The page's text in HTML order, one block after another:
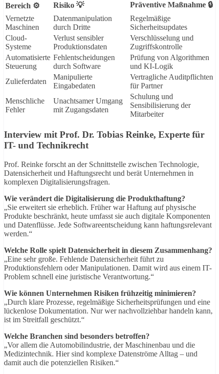
Bereich ⚙️ Risiko 💡
Präventive Maßnahme 🔒
Vernetzte
Maschinen
Datenmanipulation
durch Dritte
Regelmäßige
Sicherheitsupdates
Cloud-
Systeme
Verlust sensibler
Produktionsdaten
Verschlüsselung und
Zugriffskontrolle
Automatisierte
Steuerung
Fehlentscheidungen
durch Software
Prüfung von Algorithmen
und KI-Logik
Zulieferdaten
Manipulierte
Eingabedaten
Vertragliche Auditpflichten
für Partner
Menschliche
Fehler
Unachtsamer Umgang
mit Zugangsdaten
Schulung und
Sensibilisierung der
Mitarbeiter
Interview mit Prof. Dr. Tobias Reinke, Experte für
IT- und Technikrecht
Prof. Reinke forscht an der Schnittstelle zwischen Technologie,
Datensicherheit und Haftungsrecht und berät Unternehmen in
komplexen Digitalisierungsfragen.
Wie verändert die Digitalisierung die Produkthaftung?
„Sie erweitert sie erheblich. Früher war Haftung auf physische
Produkte beschränkt, heute umfasst sie auch digitale Komponenten
und Datenflüsse. Jede Softwareentscheidung kann haftungsrelevant
werden.“
Welche Rolle spielt Datensicherheit in diesem Zusammenhang?
„Eine sehr große. Fehlende Datensicherheit führt zu
Produktionsfehlern oder Manipulationen. Damit wird aus einem IT-
Problem schnell eine juristische Verantwortung.“
Wie können Unternehmen Risiken frühzeitig minimieren?
„Durch klare Prozesse, regelmäßige Sicherheitsprüfungen und eine
lückenlose Dokumentation. Nur wer nachvollziehbar handeln kann,
ist im Streitfall geschützt.“
Welche Branchen sind besonders betroffen?
„Vor allem die Automobilindustrie, der Maschinenbau und die
Medizintechnik. Hier sind komplexe Datenströme Alltag – und
damit auch die potenziellen Risiken.“